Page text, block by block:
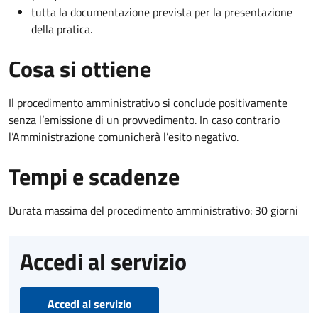
tutta la documentazione prevista per la presentazione
della pratica.
Cosa si ottiene
Il procedimento amministrativo si conclude positivamente
senza l’emissione di un provvedimento. In caso contrario
l’Amministrazione comunicherà l’esito negativo.
Tempi e scadenze
Durata massima del procedimento amministrativo: 30 giorni
Accedi al servizio
Accedi al servizio